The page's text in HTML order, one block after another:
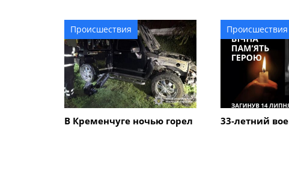
Происшествия
В Кременчуге ночью горел
Происшествия
33-летний